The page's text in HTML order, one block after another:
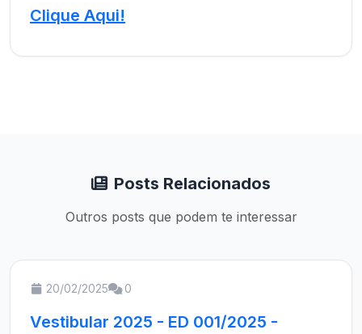
Clique Aqui!
Posts Relacionados
Outros posts que podem te interessar
20/02/2025 0
Vestibular 2025 - ED 001/2025 -